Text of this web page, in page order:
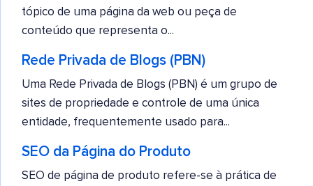
tópico de uma página da web ou peça de
conteúdo que representa o...
Rede Privada de Blogs (PBN)
Uma Rede Privada de Blogs (PBN) é um grupo de
sites de propriedade e controle de uma única
entidade, frequentemente usado para...
SEO da Página do Produto
SEO de página de produto refere-se à prática de